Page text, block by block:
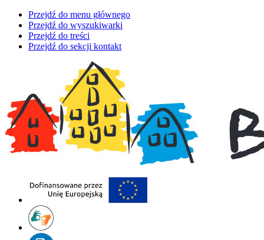
Przejdź do menu głównego
Przejdź do wyszukiwarki
Przejdź do treści
Przejdź do sekcji kontakt